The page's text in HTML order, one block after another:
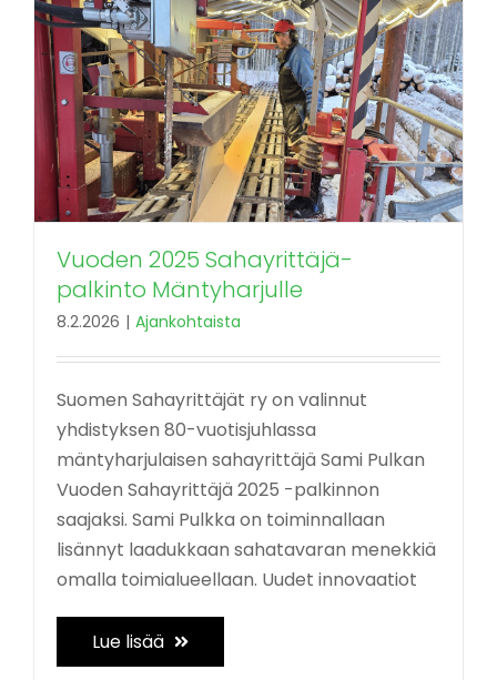
Vuoden 2025 Sahayrittäjä-
palkinto Mäntyharjulle
8.2.2026 | Ajankohtaista
Suomen Sahayrittäjät ry on valinnut
yhdistyksen 80-vuotisjuhlassa
mäntyharjulaisen sahayrittäjä Sami Pulkan
Vuoden Sahayrittäjä 2025 -palkinnon
saajaksi. Sami Pulkka on toiminnallaan
lisännyt laadukkaan sahatavaran menekkiä
omalla toimialueellaan. Uudet innovaatiot
Lue lisää